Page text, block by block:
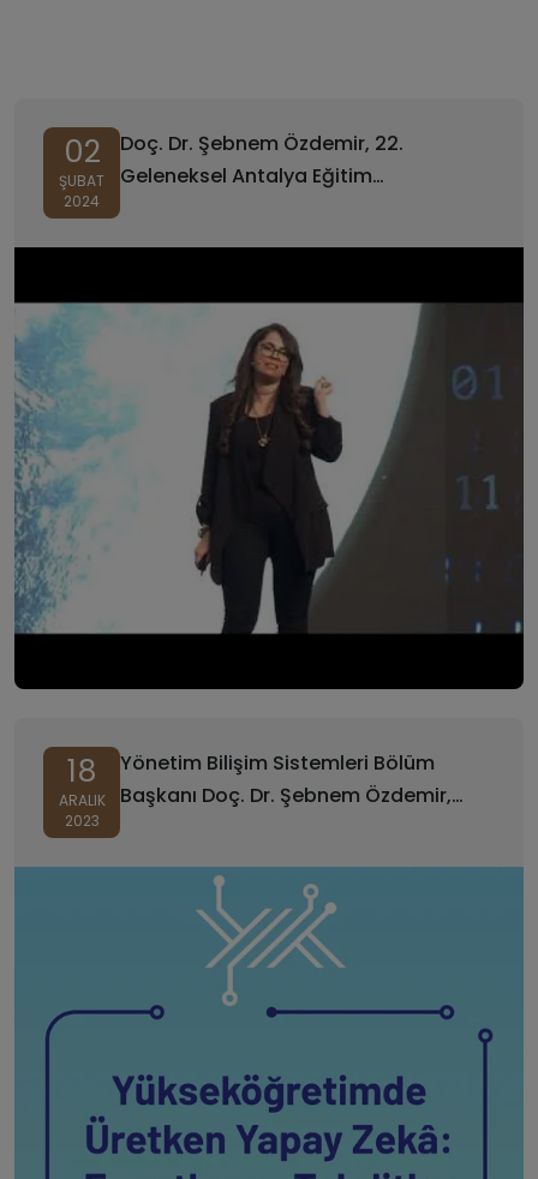
02
ŞUBAT
2024
Doç. Dr. Şebnem Özdemir, 22.
Geleneksel Antalya Eğitim
18
ARALIK
2023
Yönetim Bilişim Sistemleri Bölüm
Başkanı Doç. Dr. Şebnem Özdemir,